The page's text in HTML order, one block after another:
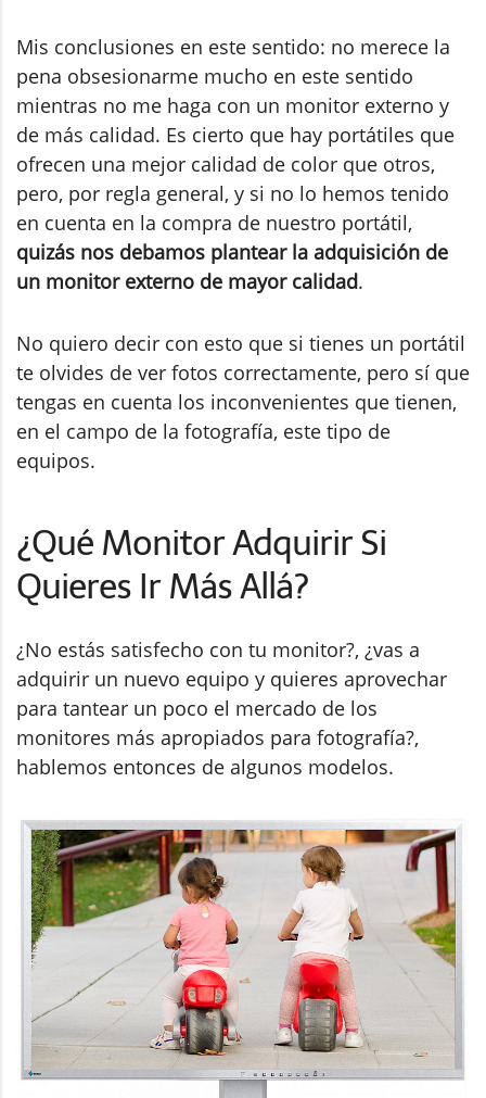
Mis conclusiones en este sentido: no merece la
pena obsesionarme mucho en este sentido
mientras no me haga con un monitor externo y
de más calidad. Es cierto que hay portátiles que
ofrecen una mejor calidad de color que otros,
pero, por regla general, y si no lo hemos tenido
en cuenta en la compra de nuestro portátil,
quizás nos debamos plantear la adquisición de
un monitor externo de mayor calidad.
No quiero decir con esto que si tienes un portátil
te olvides de ver fotos correctamente, pero sí que
tengas en cuenta los inconvenientes que tienen,
en el campo de la fotografía, este tipo de
equipos.
¿Qué Monitor Adquirir Si
Quieres Ir Más Allá?
¿No estás satisfecho con tu monitor?, ¿vas a
adquirir un nuevo equipo y quieres aprovechar
para tantear un poco el mercado de los
monitores más apropiados para fotografía?,
hablemos entonces de algunos modelos.